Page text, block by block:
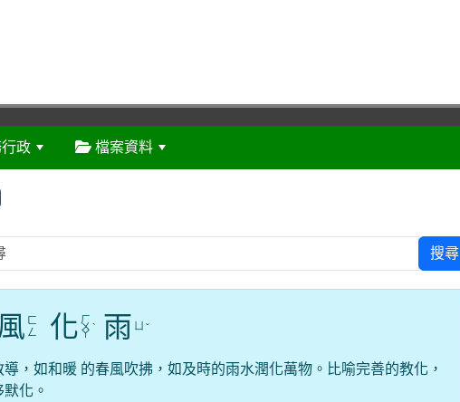
政 檔案資料
搜尋
ㄈ
ㄥ
化 ㄏ
ㄨ
ㄚ
ˋ 雨 ˇ
導，如和暖 的春風吹拂，如及時的雨水潤化萬物。比喻完善的教化，
化。